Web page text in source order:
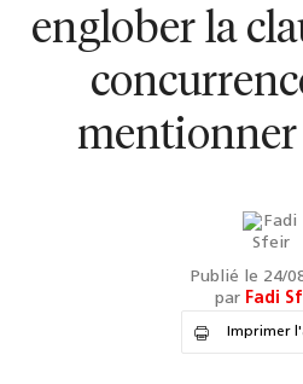
englober la
mentionner
Publié le 24/
par Fadi
Imprimer